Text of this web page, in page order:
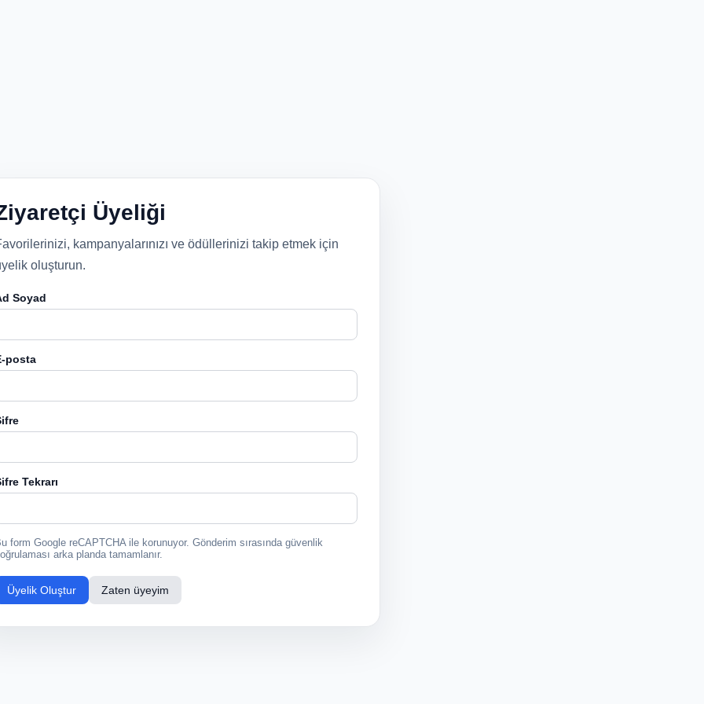
Üyeliği
kampanyalarınızı ve ödüllerinizi takip etmek için
oluşturun.
Soyad
posta
Tekrarı
form Google reCAPTCHA ile korunuyor. Gönderim sırasında güvenlik
arka planda tamamlanır.
Üyelik Oluştur Zaten üyeyim